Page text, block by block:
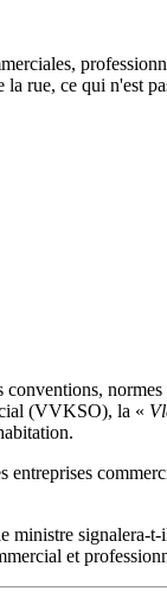
la rue, ce qui n'est
normes
(VVKSO), la «
signalera-
et